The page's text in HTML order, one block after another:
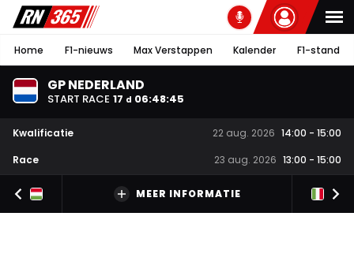
Home F1-nieuws Max Verstappen Kalender F1-stand
GP NEDERLAND
START RACE 17 d 06:48:44
Kwalificatie 22 aug. 2026 14:00 - 15:00
Race
23 aug. 2026 13:00 - 15:00
MEER INFORMATIE